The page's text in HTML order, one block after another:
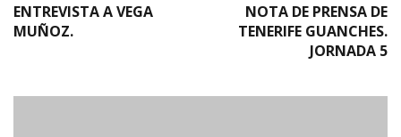
ENTREVISTA A VEGA
MUÑOZ.
NOTA DE PRENSA DE
TENERIFE GUANCHES.
JORNADA 5